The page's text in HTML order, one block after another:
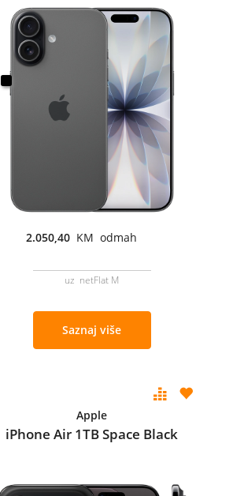
2.050,40 KM odmah
uz netFlat M
Saznaj više
Apple
iPhone Air 1TB Space Black